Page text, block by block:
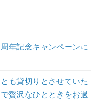
年記念キャンペーンに
も貸切りとさせていた
贅沢なひとときをお過